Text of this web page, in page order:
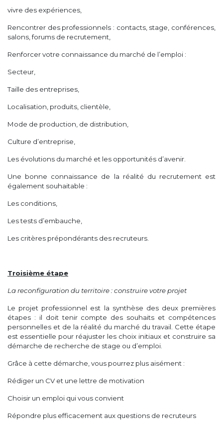
vivre des expériences,
Rencontrer des professionnels : contacts, stage, conférences,
salons, forums de recrutement,
Renforcer votre connaissance du marché de l’emploi :
Secteur,
Taille des entreprises,
Localisation, produits, clientèle,
Mode de production, de distribution,
Culture d’entreprise,
Les évolutions du marché et les opportunités d’avenir.
Une bonne connaissance de la réalité du recrutement est
également souhaitable :
Les conditions,
Les tests d’embauche,
Les critères prépondérants des recruteurs.
Troisième étape
La reconfiguration du territoire : construire votre projet
Le projet professionnel est la synthèse des deux premières
étapes : il doit tenir compte des souhaits et compétences
personnelles et de la réalité du marché du travail. Cette étape
est essentielle pour réajuster les choix initiaux et construire sa
démarche de recherche de stage ou d’emploi.
Grâce à cette démarche, vous pourrez plus aisément :
Rédiger un CV et une lettre de motivation
Choisir un emploi qui vous convient
Répondre plus efficacement aux questions de recruteurs